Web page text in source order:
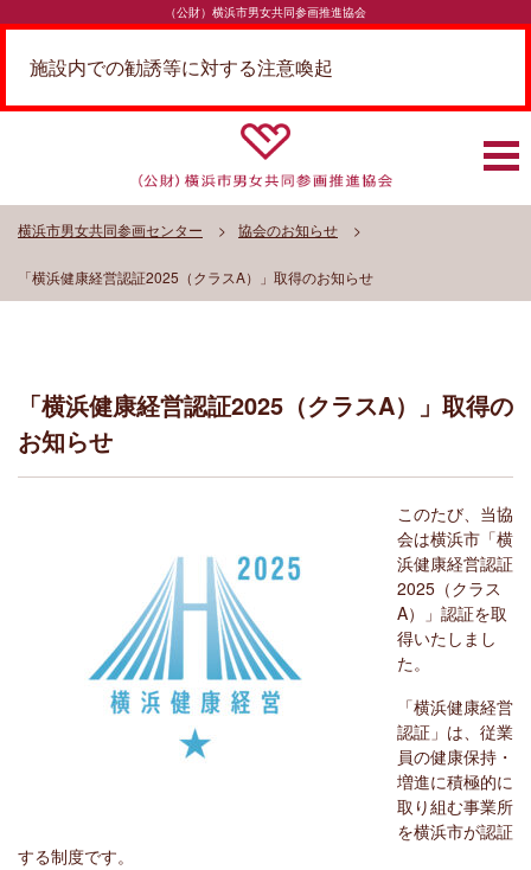
（公財）横浜市男女共同参画推進協会
施設内での勧誘等に対する注意喚起
横浜市男女共同参画センター 協会のお知らせ
「横浜健康経営認証2025（クラスA）」取得のお知らせ
「横浜健康経営認証2025（クラスA）」取得の
お知らせ
このたび、当協
会は横浜市「横
浜健康経営認証
2025（クラス
A）」認証を取
得いたしまし
た。
「横浜健康経営
認証」は、従業
員の健康保持・
増進に積極的に
取り組む事業所
を横浜市が認証
する制度です。